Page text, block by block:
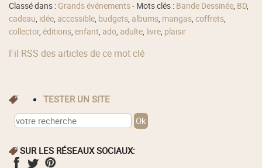
Classé dans : Grands événements- Mots clés : Bande Dessinée, BD,
cadeau, idée, accessible, budgets, albums, mangas,coffrets,
collector,éditions,enfant, ado, adulte, livre, plaisir
Fil RSS des articles de ce mot clé
TESTER UN SITE
SUR LES RÉSEAUX SOCIAUX: